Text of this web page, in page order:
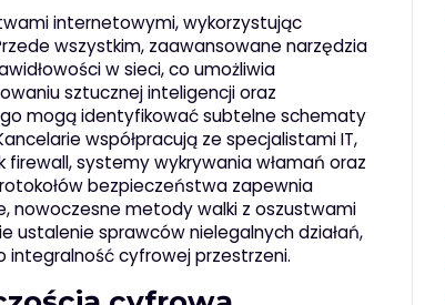
internetowymi, wykorzystując
wszystkim, zaawansowane narzędzia
w sieci, co umożliwia
sztucznej inteligencji oraz
mogą identyfikować subtelne schematy
współpracują ze specjalistami IT,
systemy wykrywania włamań oraz
bezpieczeństwa zapewnia
nowoczesne metody walki z oszustwami
ustalenie sprawców nielegalnych działań,
integralność cyfrowej przestrzeni.